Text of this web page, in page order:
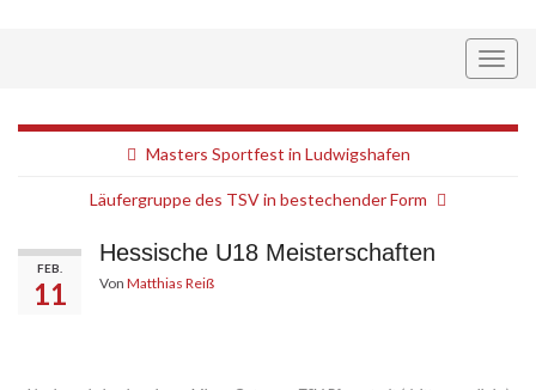
Masters Sportfest in Ludwigshafen
Läufergruppe des TSV in bestechender Form
FEB.
11
Hessische U18 Meisterschaften
Von Matthias Reiß